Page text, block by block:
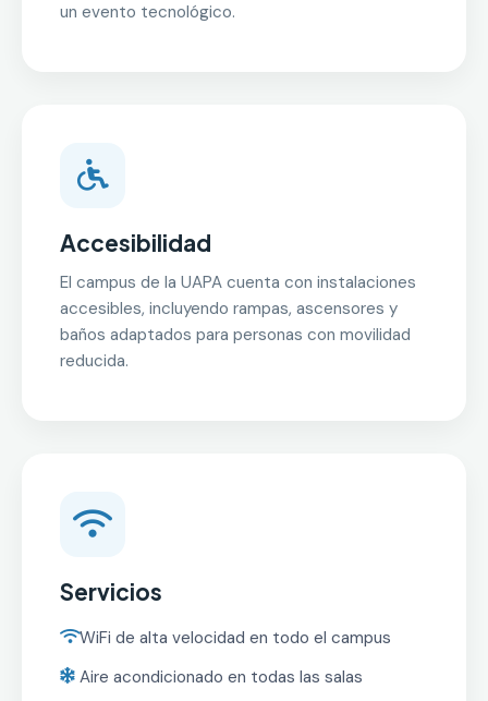
un evento tecnológico.
Accesibilidad
El campus de la UAPA cuenta con instalaciones
accesibles, incluyendo rampas, ascensores y
baños adaptados para personas con movilidad
reducida.
Servicios
WiFi de alta velocidad en todo el campus
Aire acondicionado en todas las salas